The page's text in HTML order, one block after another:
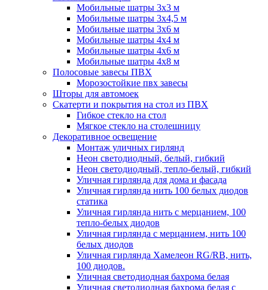
Мобильные шатры 3х3 м
Мобильные шатры 3х4,5 м
Мобильные шатры 3х6 м
Мобильные шатры 4х4 м
Мобильные шатры 4х6 м
Мобильные шатры 4х8 м
Полосовые завесы ПВХ
Морозостойкие пвх завесы
Шторы для автомоек
Скатерти и покрытия на стол из ПВХ
Гибкое стекло на стол
Мягкое стекло на столешницу
Декоративное освещение
Монтаж уличных гирлянд
Неон светодиодный, белый, гибкий
Неон светодиодный, тепло-белый, гибкий
Уличная гирлянда для дома и фасада
Уличная гирлянда нить 100 белых диодов
статика
Уличная гирлянда нить с мерцанием, 100
тепло-белых диодов
Уличная гирлянда с мерцанием, нить 100
белых диодов
Уличная гирлянда Хамелеон RG/RB, нить,
100 диодов.
Уличная светодиодная бахрома белая
Уличная светодиодная бахрома белая с